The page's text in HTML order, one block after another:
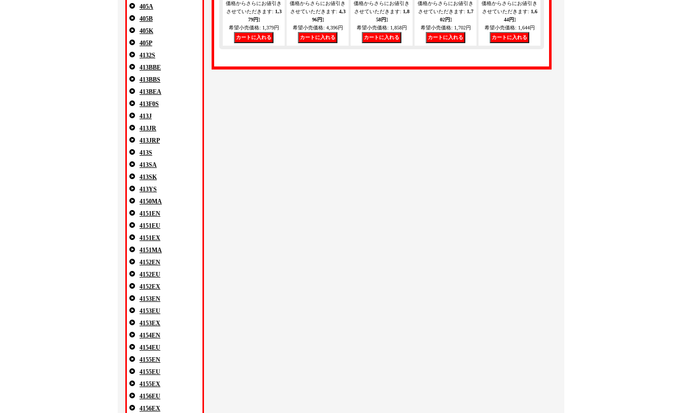
405A
405B
405K
405P
4132S
413BBE
413BBS
413BEA
413F0S
413J
413JR
413JRP
413S
413SA
413SK
413YS
4150MA
4151EN
4151EU
4151EX
4151MA
4152EN
4152EU
4152EX
4153EN
4153EU
4153EX
4154EN
4154EU
4155EN
4155EU
4155EX
4156EU
4156EX
価格からさらにお値引き
させていただきます: 1,3
79円]
希望小売価格: 1,379円
価格からさらにお値引き
させていただきます: 4,3
96円]
希望小売価格: 4,396円
価格からさらにお値引き
させていただきます: 1,8
58円]
希望小売価格: 1,858円
価格からさらにお値引き
させていただきます: 1,7
02円]
希望小売価格: 1,702円
価格からさらにお値引き
させていただきます: 1,6
44円]
希望小売価格: 1,644円